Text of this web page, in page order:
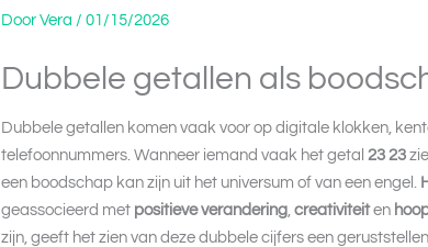
DoorVera /01/15/2026
Dubbele getallen als
Dubbele getallen komen vaak voor op digitale klokken,
telefoonnummers. Wanneer iemand vaak het getal23 23
een boodschap kan zijn uit het universum of van een engel.
geassocieerd met positieve verandering ,creativiteiten
zijn, geeft het zien van deze dubbele cijfers een